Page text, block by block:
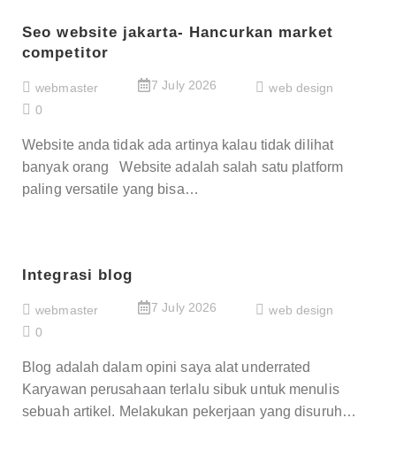
Seo website jakarta- Hancurkan market
competitor
webmaster 7 July 2026
web design
0
Website anda tidak ada artinya kalau tidak dilihat
banyak orang Website adalah salah satu platform
paling versatile yang bisa…
Integrasi blog
webmaster 7 July 2026
web design
0
Blog adalah dalam opini saya alat underrated
Karyawan perusahaan terlalu sibuk untuk menulis
sebuah artikel. Melakukan pekerjaan yang disuruh…